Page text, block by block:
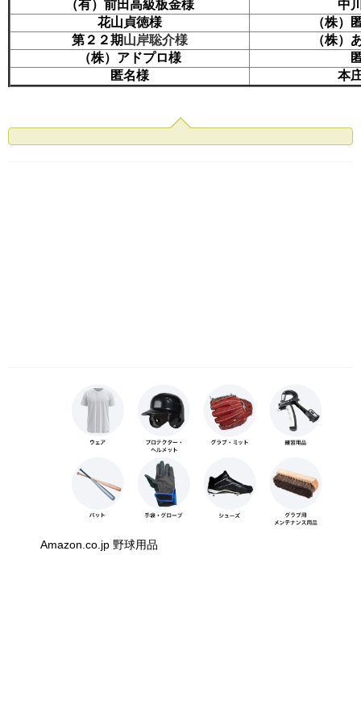
（有）前田高級板金様
中
花山貞徳様
（株）
第２２期山岸聡介様
（株）
（株）アドプロ様
匿名様
本
Amazon.co.jp 野球用品